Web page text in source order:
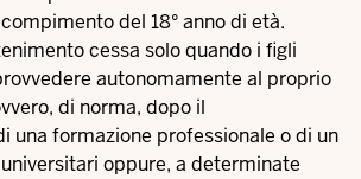
del 18° anno di età.
cessa solo quando i figli
autonomamente al proprio
di norma, dopo il
una formazione professionale o di un
oppure, a determinate